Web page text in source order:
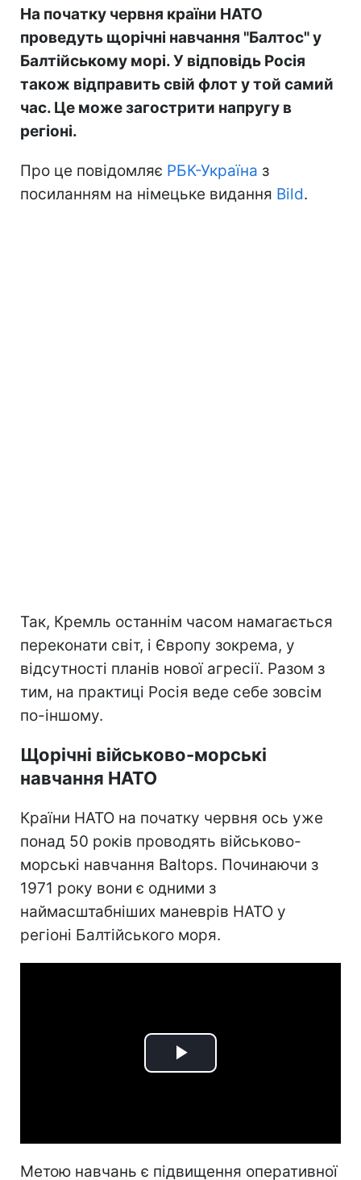
На початку червня країни НАТО
проведуть щорічні навчання "Балтос" у
Балтійському морі. У відповідь Росія
також відправить свій флот у той самий
час. Це може загострити напругу в
регіоні.
Про це повідомляє РБК-Україна з
посиланням на німецьке видання Bild.
Так, Кремль останнім часом намагається
переконати світ, і Європу зокрема, у
відсутності планів нової агресії. Разом з
тим, на практиці Росія веде себе зовсім
по-іншому.
Щорічні військово-морські
навчання НАТО
Країни НАТО на початку червня ось уже
понад 50 років проводять військово-
морські навчання Baltops. Починаючи з
1971 року вони є одними з
наймасштабніших маневрів НАТО у
регіоні Балтійського моря.
Play
Метою навчань є підвищення оперативної